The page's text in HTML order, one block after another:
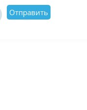
Отправить